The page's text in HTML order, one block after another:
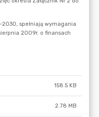
158.5 KB
2.78 MB